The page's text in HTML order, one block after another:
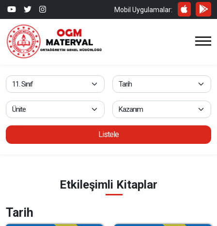
Mobil Uygulamalar:
Listele
Etkileşimli Kitaplar
Tarih